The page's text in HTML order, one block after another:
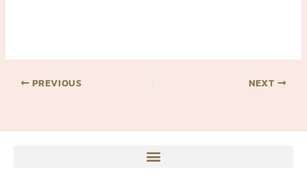
PREVIOUS NEXT